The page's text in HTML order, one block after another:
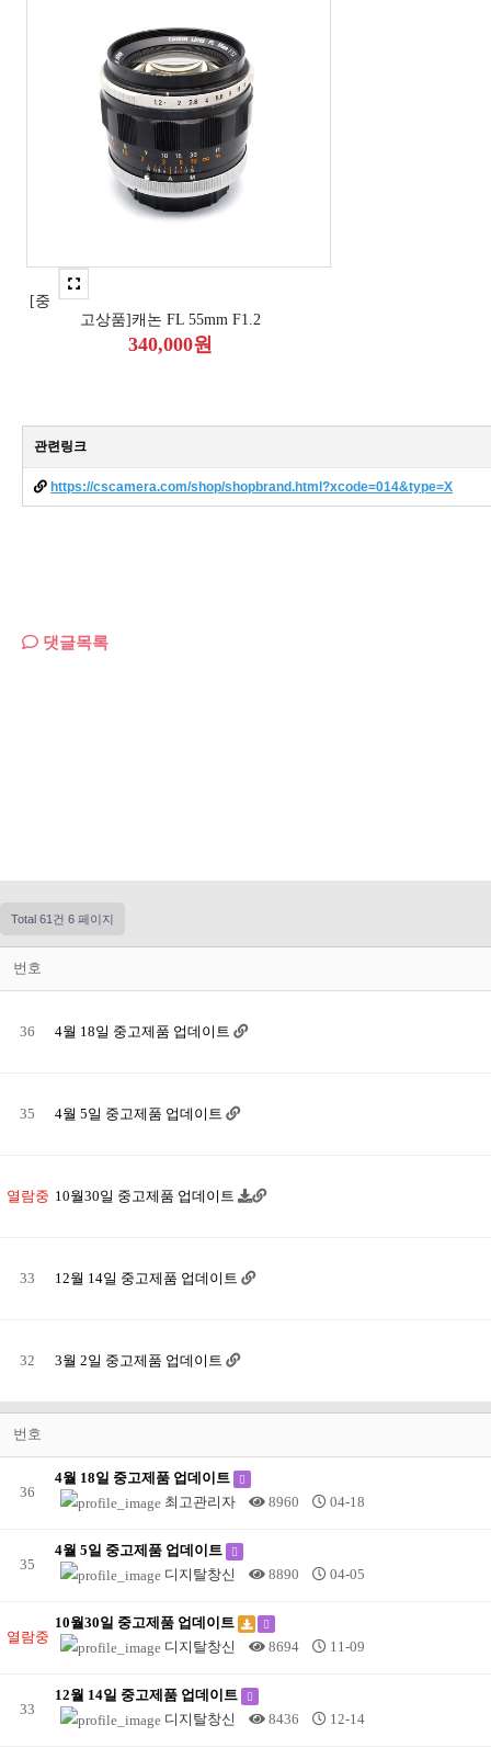
[중
고상품]캐논 FL 55mm F1.2
340,000원
관련링크
https://cscamera.com/shop/shopbrand.html?xcode=014&type=X
댓글목록
Total 61건 6 페이지
번호
36 4월 18일 중고제품 업데이트
35 4월 5일 중고제품 업데이트
열람중 10월30일 중고제품 업데이트
33 12월 14일 중고제품 업데이트
32 3월 2일 중고제품 업데이트
번호
36
4월 18일 중고제품 업데이트
최고관리자
8960 04-18
35
4월 5일 중고제품 업데이트
디지탈창신
8890 04-05
열람중
10월30일 중고제품 업데이트
디지탈창신
8694 11-09
33
12월 14일 중고제품 업데이트
디지탈창신
8436 12-14